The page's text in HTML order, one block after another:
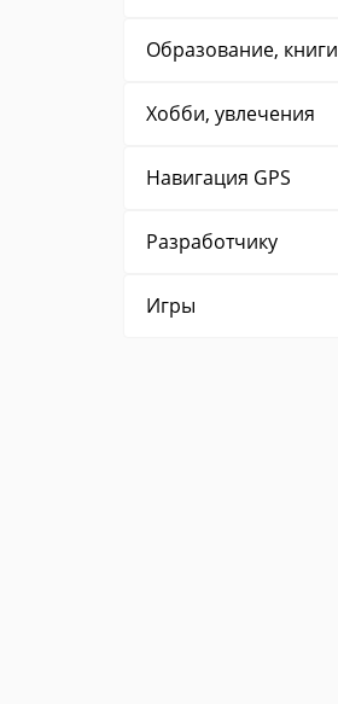
Образование, книги
Хобби, увлечения
Навигация GPS
Разработчику
Игры